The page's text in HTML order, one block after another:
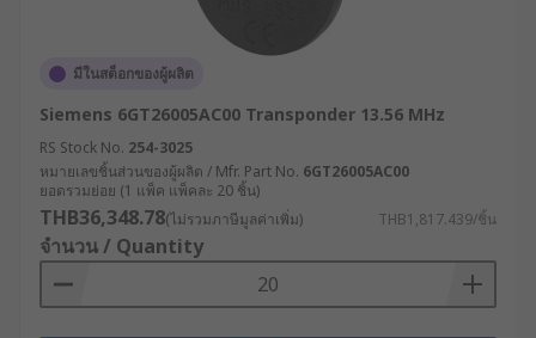
มีในสต็อกของผู้ผลิต
Siemens 6GT26005AC00 Transponder 13.56 MHz
RS Stock No. 254-3025
หมายเลขชิ้นส่วนของผู้ผลิต / Mfr. Part No. 6GT26005AC00
ยอดรวมย่อย (1 แพ็ค แพ็คละ 20 ชิ้น)
THB36,348.78(ไม่รวมภาษีมูลค่าเพิ่ม) THB1,817.439/ชิ้น
จำนวน / Quantity